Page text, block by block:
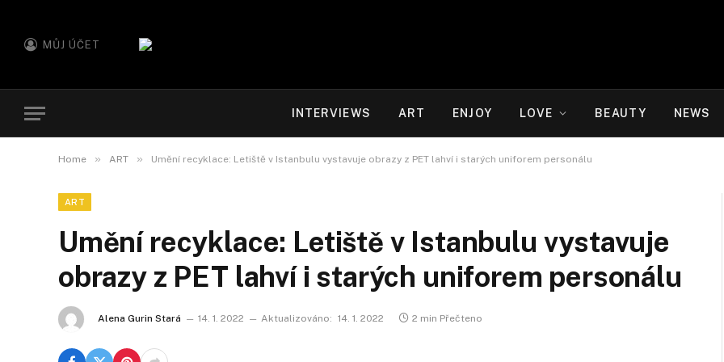
MŮJ ÚČET
INTERVIEWS ART ENJOY LOVE BEAUTY NEWS
Home » ART » Umění recyklace: Letiště v Istanbulu vystavuje obrazy z PET lahví i starých uniforem personálu
ART
Umění recyklace: Letiště v Istanbulu vystavuje
obrazy z PET lahví i starých uniforem personálu
Alena Gurin Stará 14. 1. 2022 Aktualizováno: 14. 1. 2022 2 min Přečteno